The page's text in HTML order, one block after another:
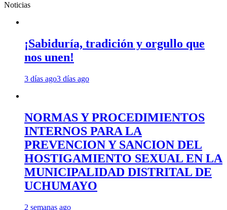
Noticias
¡Sabiduría, tradición y orgullo que
nos unen!
3 días ago3 días ago
NORMAS Y PROCEDIMIENTOS
INTERNOS PARA LA
PREVENCION Y SANCION DEL
HOSTIGAMIENTO SEXUAL EN LA
MUNICIPALIDAD DISTRITAL DE
UCHUMAYO
2 semanas ago